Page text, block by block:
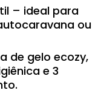
– ideal para
ou
de gelo ecozy,
e 3